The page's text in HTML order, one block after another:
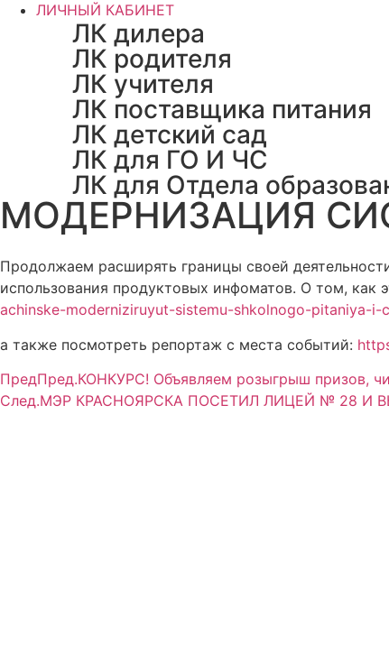
ЛИЧНЫЙ КАБИНЕТ
ЛК дилера
ЛК родителя
ЛК учителя
ЛК поставщика питания
ЛК детский сад
ЛК для ГО И ЧС
ЛК для Отдела
МОДЕРНИЗАЦИЯ
Продолжаем расширять границы своей
использования продуктовых инфоматов. О том, как
achinske-moderniziruyut-sistemu-shkolnogo-pitaniya-i-
а также посмотреть репортаж с места событий:
ПредПред.КОНКУРС! Объявляем розыгрыш призов,
След.МЭР КРАСНОЯРСКА ПОСЕТИЛ ЛИЦЕЙ № 28 И